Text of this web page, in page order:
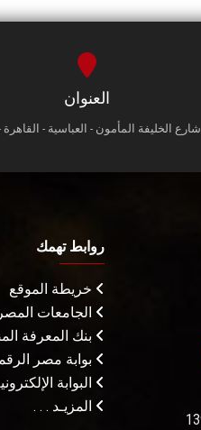
العنوان
شارع الخليفة المأمون - العباسية -
روابط تهمك
خريطة الموقع
الجامعات
بنك المعرفة
بوابة مصر
البوابة
المزيـد . . .